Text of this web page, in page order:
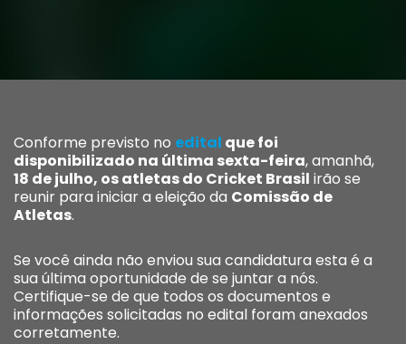
Conforme previsto no edital que foi
disponibilizado na última sexta-feira, amanhã,
18 de julho, os atletas do Cricket Brasil irão se
reunir para iniciar a eleição da Comissão de
Atletas.
Se você ainda não enviou sua candidatura esta é a
sua última oportunidade de se juntar a nós.
Certifique-se de que todos os documentos e
informações solicitadas no edital foram anexados
corretamente.